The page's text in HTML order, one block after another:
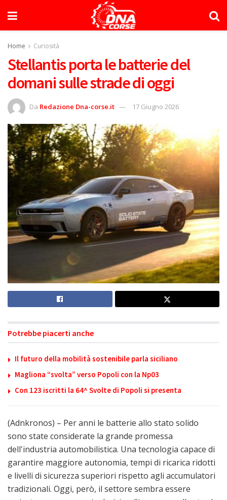
Home Curiosità
Stellantis porta le batterie del
domani sulle strade di oggi
Da Redazione Dna-corse.it 17 Giugno 2026
Potrebbe piacerti anche
Il futuro della mobilità sostenibile parla siciliano
Magliona “svolta” verso Popoli con la Np03
Con 123 iscritti la 64^ Svolte di Popoli si presenta
(Adnkronos) – Per anni le batterie allo stato solido
sono state considerate la grande promessa
dell'industria automobilistica. Una tecnologia capace di
garantire maggiore autonomia, tempi di ricarica ridotti
e livelli di sicurezza superiori rispetto agli accumulatori
tradizionali. Oggi, però, il settore sembra essere